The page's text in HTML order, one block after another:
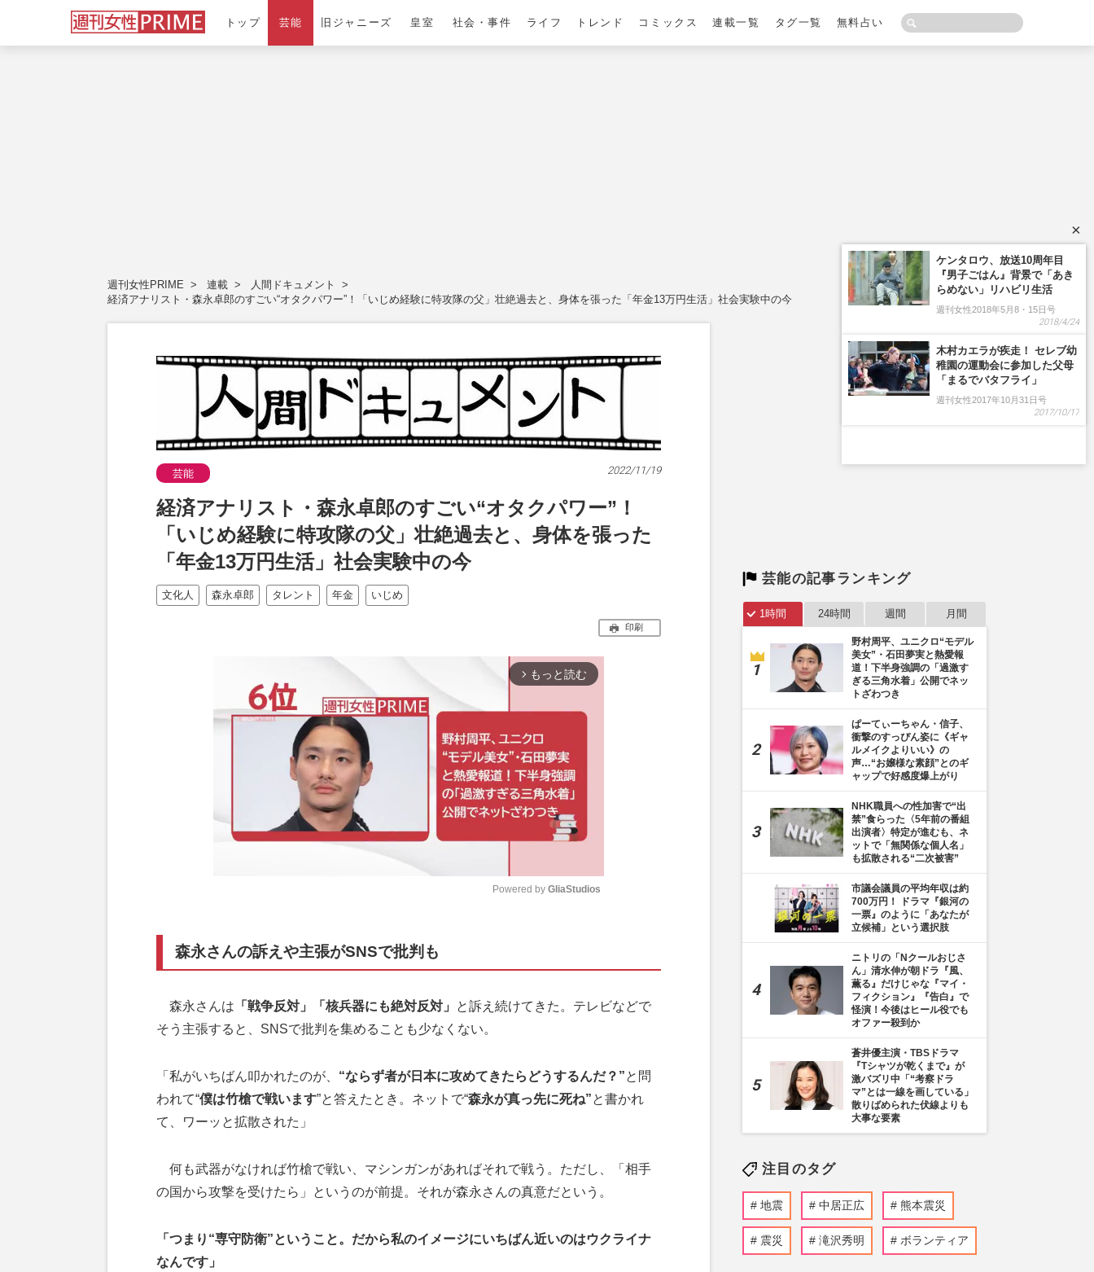
トップ 芸能 旧ジャニーズ 皇室 社会・事件 ライフ トレンド コミックス 連載一覧 タグ一覧 無料占い
週刊女性PRIME 連載
人間ドキュメント
経済アナリスト・森永卓郎のすごい“オタクパワー”！「いじめ経験に特攻隊の父」壮絶過去と、身体を張った「年金13万円生活」社会実験中の今
芸能 2022/11/19
経済アナリスト・森永卓郎のすごい“オタクパワー”！
「いじめ経験に特攻隊の父」壮絶過去と、身体を張った
「年金13万円生活」社会実験中の今
文化人 森永卓郎 タレント 年金 いじめ
印刷
arrow_forward_ios もっと読む
e
Powered by GliaStudios
森永さんの訴えや主張がSNSで批判も
森永さんは 「戦争反対」「核兵器にも絶対反対」
と訴え続けてきた。テレビなどで
そう主張すると、SNSで批判を集めることも少なくない。
「私がいちばん叩かれたのが、 “ならず者が日本に攻めてきたらどうするんだ？”と問
われて“僕は竹槍で戦います”と答えたとき。ネットで“森永が真っ先に死ね”と書かれ
て、ワーッと拡散された」
何も武器がなければ竹槍で戦い、マシンガンがあればそれで戦う。ただし、「相手
の国から攻撃を受けたら」というのが前提。それが森永さんの真意だという。
「つまり“専守防衛”ということ。だから私のイメージにいちばん近いのはウクライナ
なんです」
芸能の記事ランキング
1時間 24時間 週間 月間
野村周平、ユニクロ“モデル
美女”・石田夢実と熱愛報
道！下半身強調の「過激す
ぎる三角水着」公開でネッ
トざわつき
ぱーてぃーちゃん・信子、
衝撃のすっぴん姿に《ギャ
ルメイクよりいい》の
声…“お嬢様な素顔”とのギ
ャップで好感度爆上がり
NHK職員への性加害で“出
禁”食らった〈5年前の番組
出演者〉特定が進むも、ネ
ットで「無関係な個人名」
も拡散される“二次被害”
市議会議員の平均年収は約
700万円！ ドラマ『銀河の
一票』のように「あなたが
立候補」という選択肢
ニトリの「Nクールおじさ
ん」清水伸が朝ドラ『風、
薫る』だけじゃな『マイ・
フィクション』『告白』で
怪演！今後はヒール役でも
オファー殺到か
蒼井優主演・TBSドラマ
『Tシャツが乾くまで』が
激バズリ中「“考察ドラ
マ”とは一線を画している」
散りばめられた伏線よりも
大事な要素
注目のタグ
地震 中居正広 熊本震災
震災 滝沢秀明 ボランティア
×